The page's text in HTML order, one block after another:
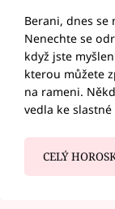
Berani, dnes
Nenechte se
když jste
kterou můžete
na rameni.
vedla ke
CELÝ